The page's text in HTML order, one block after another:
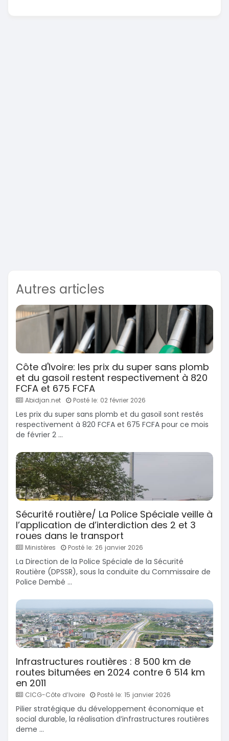
Autres articles
Côte d'Ivoire: les prix du super sans plomb
et du gasoil restent respectivement à 820
FCFA et 675 FCFA
Abidjan.net Posté le: 02 février 2026
Les prix du super sans plomb et du gasoil sont restés
respectivement à 820 FCFA et 675 FCFA pour ce mois
de février 2 ...
Sécurité routière/ La Police Spéciale veille à
l’application de d’interdiction des 2 et 3
roues dans le transport
Ministères Posté le: 26 janvier 2026
La Direction de la Police Spéciale de la Sécurité
Routière (DPSSR), sous la conduite du Commissaire de
Police Dembé ...
Infrastructures routières : 8 500 km de
routes bitumées en 2024 contre 6 514 km
en 2011
CICG-Côte d’Ivoire Posté le: 15 janvier 2026
Pilier stratégique du développement économique et
social durable, la réalisation d’infrastructures routières
deme ...